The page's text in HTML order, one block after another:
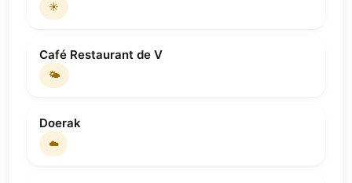
☀️
Café Restaurant de V
🌤
Doerak
☁️